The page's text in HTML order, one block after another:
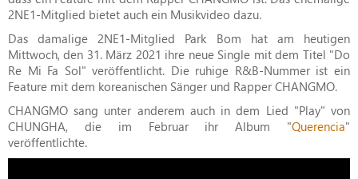
2NE1-Mitglied bietet auch ein Musikvideo dazu.
Das damalige 2NE1-Mitglied Park Bom hat am heutigen
Mittwoch, den 31. März 2021 ihre neue Single mit dem Titel "Do
Re Mi Fa Sol" veröffentlicht. Die ruhige R&B-Nummer ist ein
Feature mit dem koreanischen Sänger und Rapper CHANGMO.
CHANGMO sang unter anderem auch in dem Lied "Play" von
CHUNGHA, die im Februar ihr Album "Querencia"
veröffentlichte.